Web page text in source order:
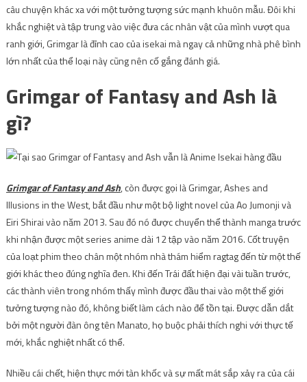
câu chuyện khác xa với một tưởng tượng sức mạnh khuôn mẫu. Đôi khi
khắc nghiệt và tập trung vào việc đưa các nhân vật của mình vượt qua
ranh giới, Grimgar là đỉnh cao của isekai mà ngay cả những nhà phê bình
lớn nhất của thể loại này cũng nên cố gắng đánh giá.
Grimgar of Fantasy and Ash là
gì?
Grimgar of Fantasy and Ash, còn được gọi là Grimgar, Ashes and
Illusions in the West, bắt đầu như một bộ light novel của Ao Jumonji và
Eiri Shirai vào năm 2013. Sau đó nó được chuyển thể thành manga trước
khi nhận được một series anime dài 12 tập vào năm 2016. Cốt truyện
của loạt phim theo chân một nhóm nhà thám hiểm ragtag đến từ một thế
giới khác theo đúng nghĩa đen. Khi đến Trái đất hiện đại vài tuần trước,
các thành viên trong nhóm thấy mình được đầu thai vào một thế giới
tưởng tượng nào đó, không biết làm cách nào để tồn tại. Được dẫn dắt
bởi một người đàn ông tên Manato, họ buộc phải thích nghi với thực tế
mới, khắc nghiệt nhất có thể.
Nhiều cái chết, hiện thực mới tàn khốc và sự mất mát sắp xảy ra của cái